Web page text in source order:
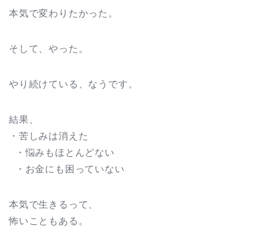
本気で変わりたかった。
そして、やった。
やり続けている、なうです。
結果、
・苦しみは消えた
・悩みもほとんどない
・お金にも困っていない
本気で生きるって、
怖いこともある。